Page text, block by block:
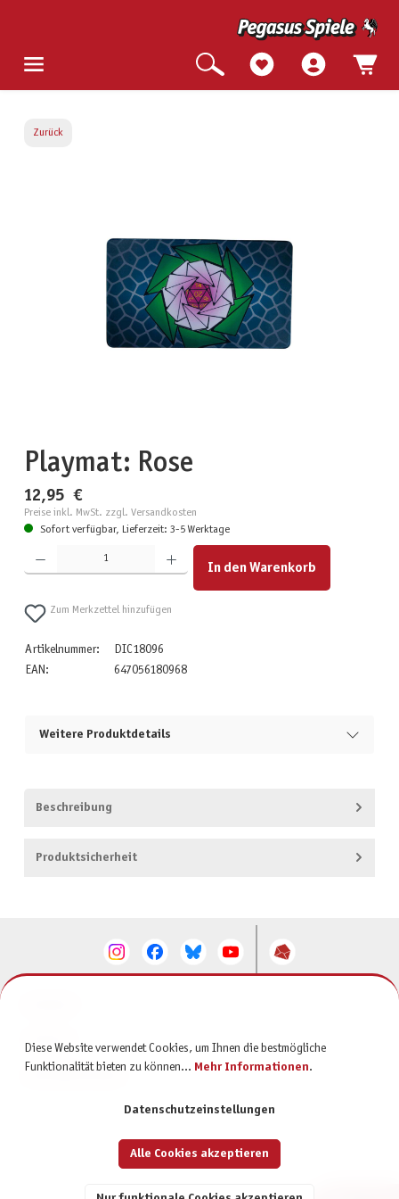
Zurück
Playmat: Rose
12,95 €
Preise inkl. MwSt. zzgl. Versandkosten
Sofort verfügbar, Lieferzeit: 3-5 Werktage
Produkt Anzahl: Gib den gewünschten Wert ein oder benutze die Schaltflächen um die Anzahl zu
In den Warenkorb
Zum Merkzettel hinzufügen
Artikelnummer:
DIC18096
EAN:
647056180968
Weitere Produktdetails
Beschreibung
Produktsicherheit
SERVICE
Diese Website verwendet Cookies, um Ihnen die bestmögliche
Funktionalität bieten zu können... Mehr Informationen.
Datenschutzeinstellungen
Alle Cookies akzeptieren